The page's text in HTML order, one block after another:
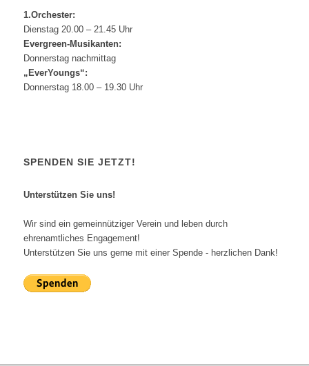
1.Orchester:
Dienstag 20.00 – 21.45 Uhr
Evergreen-Musikanten:
Donnerstag nachmittag
„EverYoungs“:
Donnerstag 18.00 – 19.30 Uhr
SPENDEN SIE JETZT!
Unterstützen Sie uns!
Wir sind ein gemeinnütziger Verein und leben durch
ehrenamtliches Engagement!
Unterstützen Sie uns gerne mit einer Spende - herzlichen Dank!